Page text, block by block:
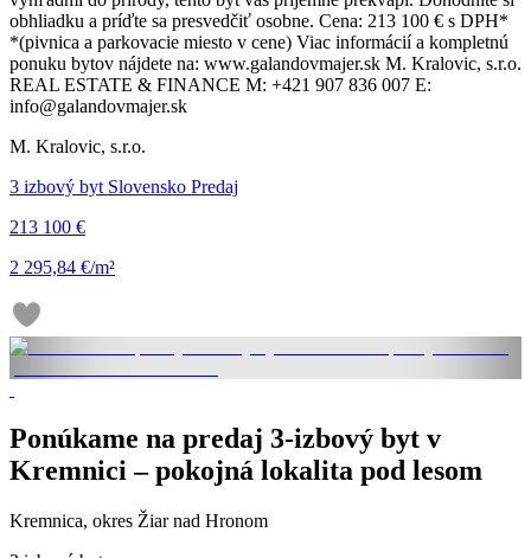
obhliadku a príďte sa presvedčiť osobne. Cena: 213 100 € s DPH*
*(pivnica a parkovacie miesto v cene) Viac informácií a kompletnú
ponuku bytov nájdete na: www.galandovmajer.sk M. Kralovic, s.r.o.
REAL ESTATE & FINANCE M: +421 907 836 007 E:
info@galandovmajer.sk
M. Kralovic, s.r.o.
3 izbový byt Slovensko Predaj
213 100 €
2 295,84 €/m²
Ponúkame na predaj 3-izbový byt v
Kremnici – pokojná lokalita pod lesom
Kremnica, okres Žiar nad Hronom